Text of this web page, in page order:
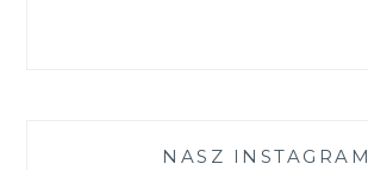
NASZ INSTAGRAM